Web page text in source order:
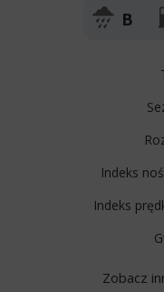
B
Indeks
Indeks
Zobacz